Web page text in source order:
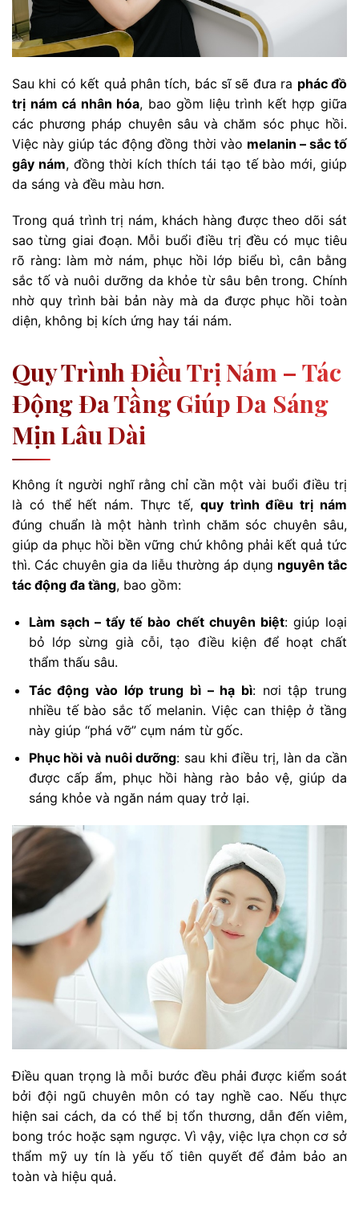
Sau khi có kết quả phân tích, bác sĩ sẽ đưa ra phác đồ
trị nám cá nhân hóa, bao gồm liệu trình kết hợp giữa
các phương pháp chuyên sâu và chăm sóc phục hồi.
Việc này giúp tác động đồng thời vào melanin – sắc tố
gây nám, đồng thời kích thích tái tạo tế bào mới, giúp
da sáng và đều màu hơn.
Trong quá trình trị nám, khách hàng được theo dõi sát
sao từng giai đoạn. Mỗi buổi điều trị đều có mục tiêu
rõ ràng: làm mờ nám, phục hồi lớp biểu bì, cân bằng
sắc tố và nuôi dưỡng da khỏe từ sâu bên trong. Chính
nhờ quy trình bài bản này mà da được phục hồi toàn
diện, không bị kích ứng hay tái nám.
Quy Trình Điều Trị Nám – Tác
Động Đa Tầng Giúp Da Sáng
Mịn Lâu Dài
Không ít người nghĩ rằng chỉ cần một vài buổi điều trị
là có thể hết nám. Thực tế, quy trình điều trị nám
đúng chuẩn là một hành trình chăm sóc chuyên sâu,
giúp da phục hồi bền vững chứ không phải kết quả tức
thì. Các chuyên gia da liễu thường áp dụng nguyên tắc
tác động đa tầng, bao gồm:
Làm sạch – tẩy tế bào chết chuyên biệt: giúp loại
bỏ lớp sừng già cỗi, tạo điều kiện để hoạt chất
thẩm thấu sâu.
Tác động vào lớp trung bì – hạ bì: nơi tập trung
nhiều tế bào sắc tố melanin. Việc can thiệp ở tầng
này giúp “phá vỡ” cụm nám từ gốc.
Phục hồi và nuôi dưỡng: sau khi điều trị, làn da cần
được cấp ẩm, phục hồi hàng rào bảo vệ, giúp da
sáng khỏe và ngăn nám quay trở lại.
Điều quan trọng là mỗi bước đều phải được kiểm soát
bởi đội ngũ chuyên môn có tay nghề cao. Nếu thực
hiện sai cách, da có thể bị tổn thương, dẫn đến viêm,
bong tróc hoặc sạm ngược. Vì vậy, việc lựa chọn cơ sở
thẩm mỹ uy tín là yếu tố tiên quyết để đảm bảo an
toàn và hiệu quả.